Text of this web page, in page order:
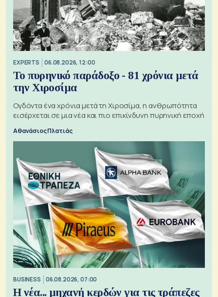
EXPERTS 06.08.2026, 12:00
Το πυρηνικό παράδοξο - 81 χρόνια μετά
την Χιροσίμα
Ογδόντα ένα χρόνια μετά τη Χιροσίμα, η ανθρωπότητα
εισέρχεται σε μια νέα και πιο επικίνδυνη πυρηνική εποχή
Αθανάσιος Πλατιάς
BUSINESS 06.08.2026, 07:00
Η νέα... μηχανή κερδών για τις τράπεζες